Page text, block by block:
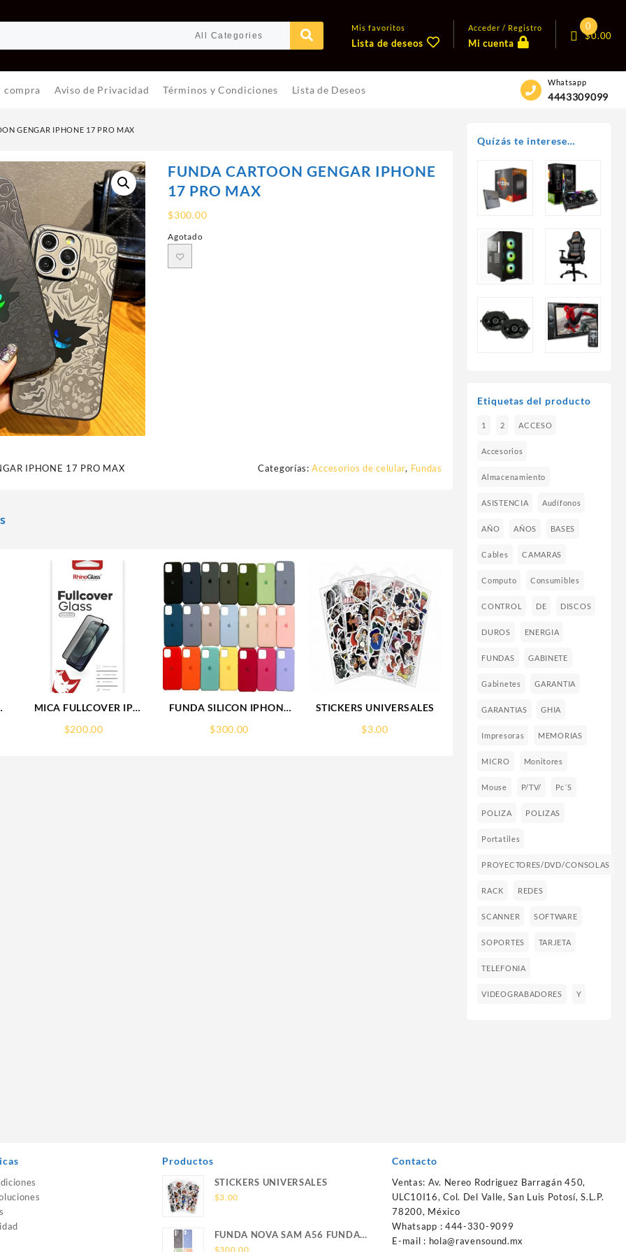
Mis favoritos
Lista de deseos
Acceder / Registro
Mi cuenta
0
$0.00
compra Aviso de Privacidad Términos y Condiciones Lista de Deseos
Whatsapp
4443309099
GENGAR IPHONE 17 PRO MAX
FUNDA CARTOON GENGAR IPHONE
17 PRO MAX
$300.00
Agotado
IPHONE 17 PRO MAX Categorías:Accesorios de celular, Fundas
MICA FULLCOVER IP
RHINOGLASS
$200.00
FUNDA SILICON IPHONE
SPC
$300.00
STICKERS UNIVERSALES
$3.00
Quízás te interese…
Etiquetas del producto
1 2 ACCESO
Accesorios
Almacenamiento
ASISTENCIA Audífonos
AÑO AÑOS BASES
Cables CAMARAS
Computo Consumibles
CONTROL DE DISCOS
DUROS ENERGIA
FUNDAS GABINETE
Gabinetes GARANTIA
GARANTIAS GHIA
Impresoras MEMORIAS
MICRO Monitores
Mouse P/TV/ Pc´s
POLIZA POLIZAS
Portatiles
PROYECTORES/DVD/CONSOLAS
RACK REDES
SCANNER SOFTWARE
SOPORTES TARJETA
TELEFONIA
VIDEOGRABADORES Y
Productos
STICKERS UNIVERSALES
$3.00
FUNDA NOVA SAM A56 FUNDA
SILICONA SIN SOPORTE
$300.00
Contacto
Ventas: Av. Nereo Rodriguez Barragán 450,
ULC10I16, Col. Del Valle, San Luis Potosí, S.L.P.
78200, México
Whatsapp : 444-330-9099
E-mail : hola@ravensound.mx